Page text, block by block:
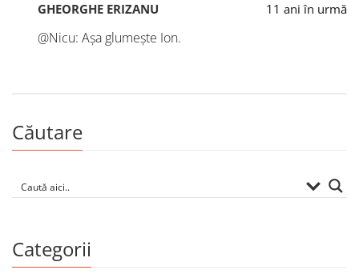
GHEORGHE ERIZANU 11 ani în urmă
@Nicu: Așa glumește Ion.
Căutare
Categorii